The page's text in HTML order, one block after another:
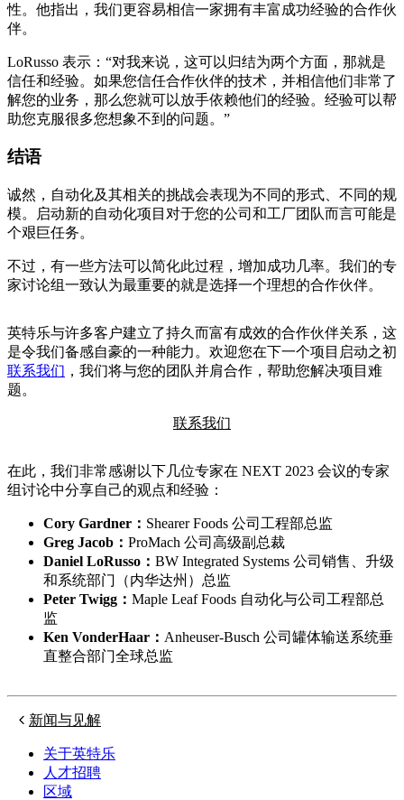
性。他指出，我们更容易相信一家拥有丰富成功经验的合作伙
伴。
LoRusso 表示：“对我来说，这可以归结为两个方面，那就是
信任和经验。如果您信任合作伙伴的技术，并相信他们非常了
解您的业务，那么您就可以放手依赖他们的经验。经验可以帮
助您克服很多您想象不到的问题。”
结语
诚然，自动化及其相关的挑战会表现为不同的形式、不同的规
模。启动新的自动化项目对于您的公司和工厂团队而言可能是
个艰巨任务。
不过，有一些方法可以简化此过程，增加成功几率。我们的专
家讨论组一致认为最重要的就是选择一个理想的合作伙伴。
英特乐与许多客户建立了持久而富有成效的合作伙伴关系，这
是令我们备感自豪的一种能力。欢迎您在下一个项目启动之初
联系我们 ，我们将与您的团队并肩合作，帮助您解决项目难
题。
联系我们
在此，我们非常感谢以下几位专家在 NEXT 2023 会议的专家
组讨论中分享自己的观点和经验：
Cory Gardner： Shearer Foods 公司工程部总监
Greg Jacob： ProMach 公司高级副总裁
Daniel LoRusso： BW Integrated Systems 公司销售、升级
和系统部门（内华达州）总监
Peter Twigg： Maple Leaf Foods 自动化与公司工程部总
监
Ken VonderHaar： Anheuser-Busch 公司罐体输送系统垂
直整合部门全球总监
新闻与见解
关于英特乐
人才招聘
区域